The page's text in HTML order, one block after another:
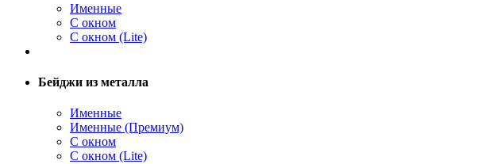
Именные
С окном
С окном (Lite)
Бейджи из металла
Именные
Именные (Премиум)
С окном
С окном (Lite)